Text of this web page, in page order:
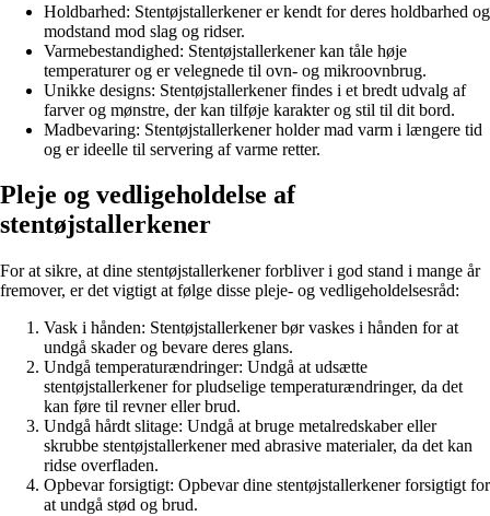
Holdbarhed: Stentøjstallerkener er kendt for deres holdbarhed og
modstand mod slag og ridser.
Varmebestandighed: Stentøjstallerkener kan tåle høje
temperaturer og er velegnede til ovn- og mikroovnbrug.
Unikke designs: Stentøjstallerkener findes i et bredt udvalg af
farver og mønstre, der kan tilføje karakter og stil til dit bord.
Madbevaring: Stentøjstallerkener holder mad varm i længere tid
og er ideelle til servering af varme retter.
Pleje og vedligeholdelse af
stentøjstallerkener
For at sikre, at dine stentøjstallerkener forbliver i god stand i mange år
fremover, er det vigtigt at følge disse pleje- og vedligeholdelsesråd:
Vask i hånden: Stentøjstallerkener bør vaskes i hånden for at
undgå skader og bevare deres glans.
Undgå temperaturændringer: Undgå at udsætte
stentøjstallerkener for pludselige temperaturændringer, da det
kan føre til revner eller brud.
Undgå hårdt slitage: Undgå at bruge metalredskaber eller
skrubbe stentøjstallerkener med abrasive materialer, da det kan
ridse overfladen.
Opbevar forsigtigt: Opbevar dine stentøjstallerkener forsigtigt for
at undgå stød og brud.